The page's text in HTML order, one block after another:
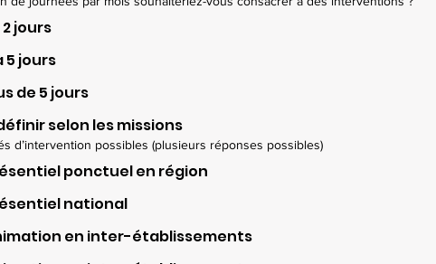
2 jours
5 jours
de 5 jours
selon les missions
d’intervention possibles (plusieurs réponses possibles)
ponctuel en région
national
en inter-établissements